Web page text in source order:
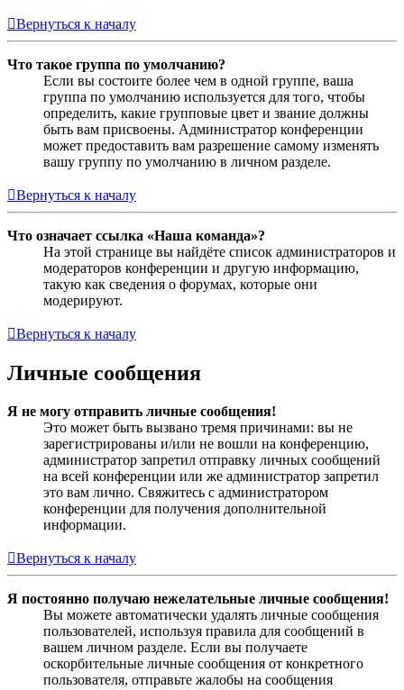
Вернуться к началу
Что такое группа по умолчанию?
Если вы состоите более чем в одной группе, ваша
группа по умолчанию используется для того, чтобы
определить, какие групповые цвет и звание должны
быть вам присвоены. Администратор конференции
может предоставить вам разрешение самому изменять
вашу группу по умолчанию в личном разделе.
Вернуться к началу
Что означает ссылка «Наша команда»?
На этой странице вы найдёте список администраторов и
модераторов конференции и другую информацию,
такую как сведения о форумах, которые они
модерируют.
Вернуться к началу
Личные сообщения
Я не могу отправить личные сообщения!
Это может быть вызвано тремя причинами: вы не
зарегистрированы и/или не вошли на конференцию,
администратор запретил отправку личных сообщений
на всей конференции или же администратор запретил
это вам лично. Свяжитесь с администратором
конференции для получения дополнительной
информации.
Вернуться к началу
Я постоянно получаю нежелательные личные сообщения!
Вы можете автоматически удалять личные сообщения
пользователей, используя правила для сообщений в
вашем личном разделе. Если вы получаете
оскорбительные личные сообщения от конкретного
пользователя, отправьте жалобы на сообщения